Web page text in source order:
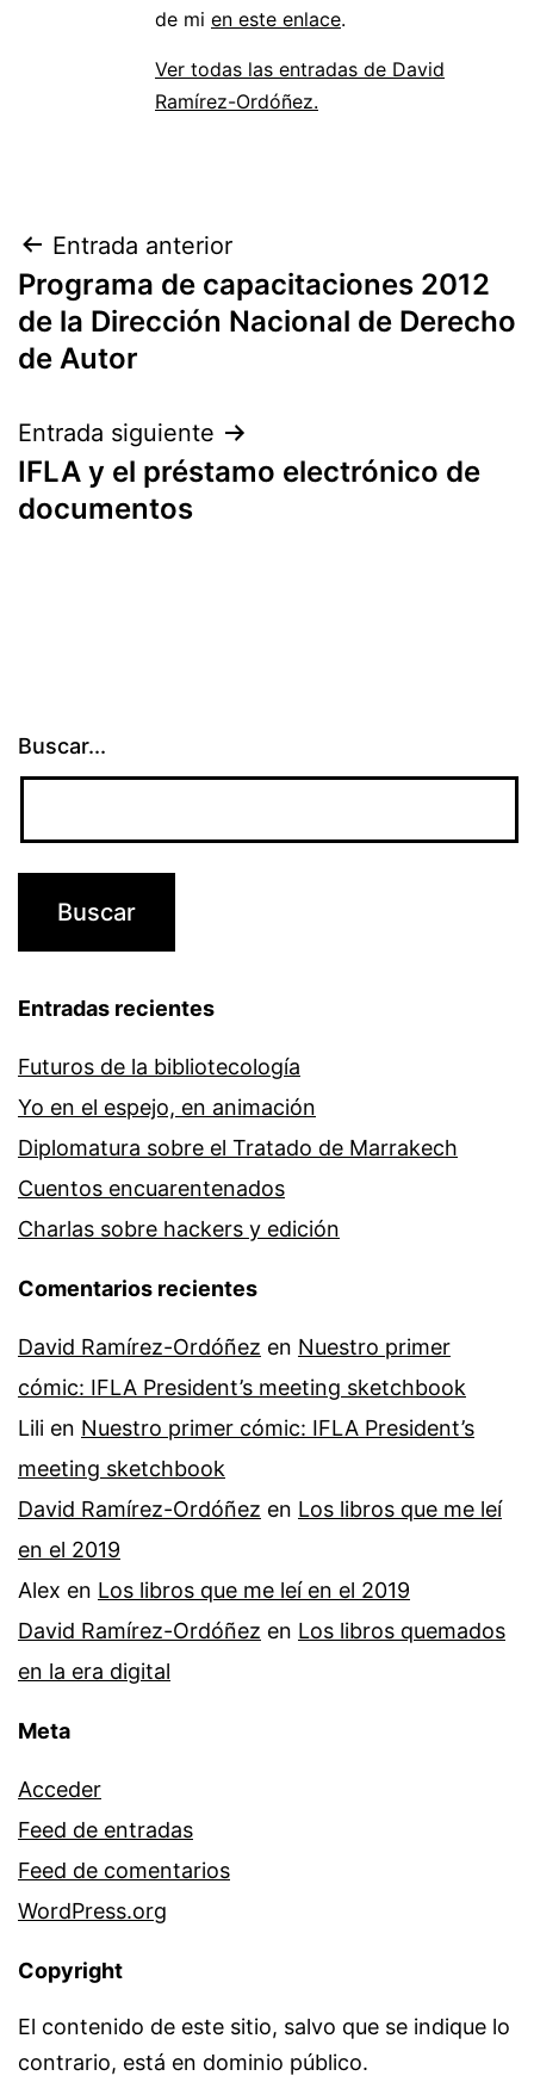
de mi en este enlace.
Ver todas las entradas de David
Ramírez-Ordóñez.
Navegación
de
entradas
Entrada anterior
Programa de capacitaciones 2012
de la Dirección Nacional de Derecho
de Autor
Entrada siguiente
IFLA y el préstamo electrónico de
documentos
Buscar...
Entradas recientes
Futuros de la bibliotecología
Yo en el espejo, en animación
Diplomatura sobre el Tratado de Marrakech
Cuentos encuarentenados
Charlas sobre hackers y edición
Comentarios recientes
David Ramírez-Ordóñez en Nuestro primer
cómic: IFLA President’s meeting sketchbook
Lili en Nuestro primer cómic: IFLA President’s
meeting sketchbook
David Ramírez-Ordóñez en Los libros que me leí
en el 2019
Alex en Los libros que me leí en el 2019
David Ramírez-Ordóñez en Los libros quemados
en la era digital
Meta
Acceder
Feed de entradas
Feed de comentarios
WordPress.org
Copyright
El contenido de este sitio, salvo que se indique lo
contrario, está en dominio público.